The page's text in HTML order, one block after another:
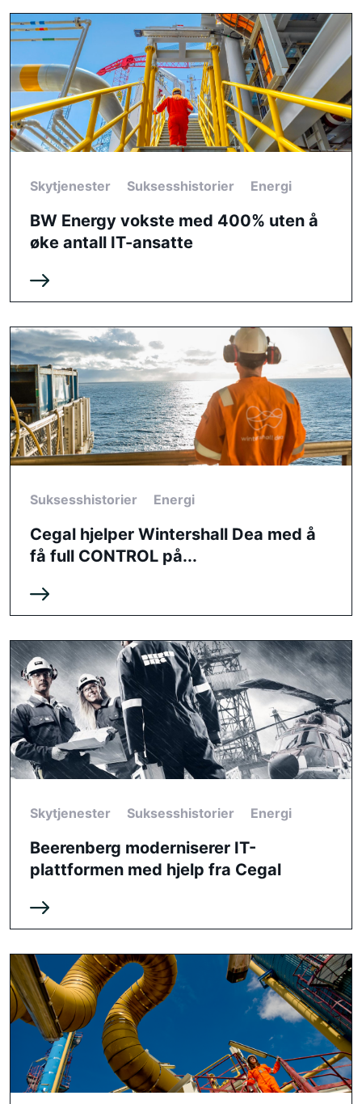
Skytjenester Suksesshistorier Energi
BW Energy vokste med 400% uten å
øke antall IT-ansatte
Suksesshistorier Energi
Cegal hjelper Wintershall Dea med å
få full CONTROL på...
Skytjenester Suksesshistorier Energi
Beerenberg moderniserer IT-
plattformen med hjelp fra Cegal